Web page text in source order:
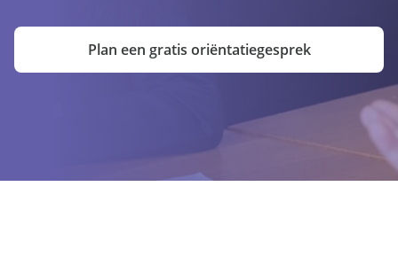
Plan een gratis oriëntatiegesprek